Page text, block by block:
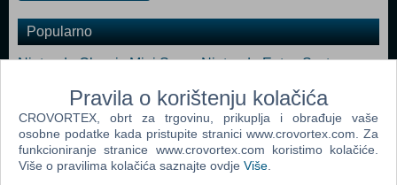
Popularno
Nintendo Classic Mini Super Nintendo Enter. System
PS Move Twin Pack VR PS4
Mitsumi FQ Keyboard Ergonomic KSX-2
PlayStation VR
Pravila o korištenju kolačića
CROVORTEX, obrt za trgovinu, prikuplja i obrađuje vaše
osobne podatke kada pristupite stranici www.crovortex.com. Za
funkcioniranje stranice www.crovortex.com koristimo kolačiće.
Više o pravilima kolačića saznajte ovdje Više